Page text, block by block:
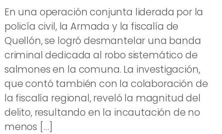
En una operación conjunta liderada por la
policía civil, la Armada y la fiscalía de
Quellón, se logró desmantelar una banda
criminal dedicada al robo sistemático de
salmones en la comuna. La investigación,
que contó también con la colaboración de
la fiscalía regional, reveló la magnitud del
delito, resultando en la incautación de no
menos […]